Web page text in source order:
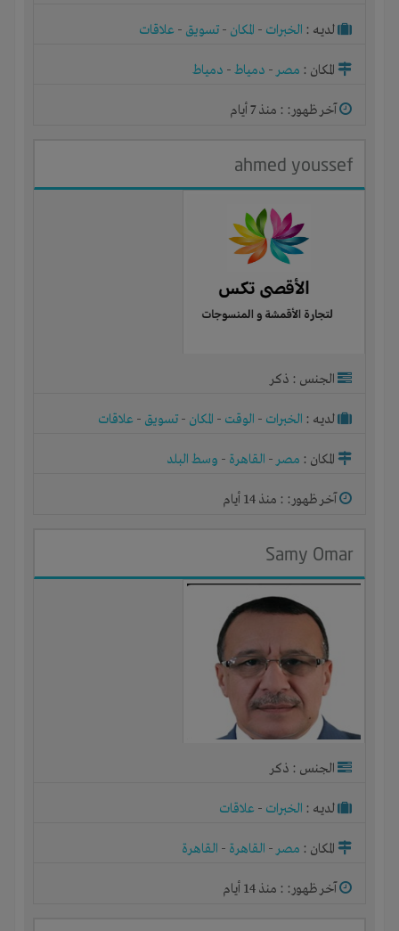
لديـه : الخبرات - المكان - تسويق - علاقات
المكان : مصر- دمياط- دمياط
آخر ظهور: : منذ 7 أيام
ahmed youssef
الجنس : ذكر
لديـه : الخبرات - الوقت - المكان - تسويق - علاقات
المكان : مصر- القاهرة - وسط البلد
آخر ظهور: : منذ 14 أيام
Samy Omar
الجنس : ذكر
لديـه : الخبرات - علاقات
المكان : مصر- القاهرة - القاهرة
آخر ظهور: : منذ 14 أيام